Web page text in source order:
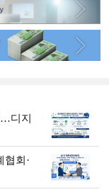
…디지
회·